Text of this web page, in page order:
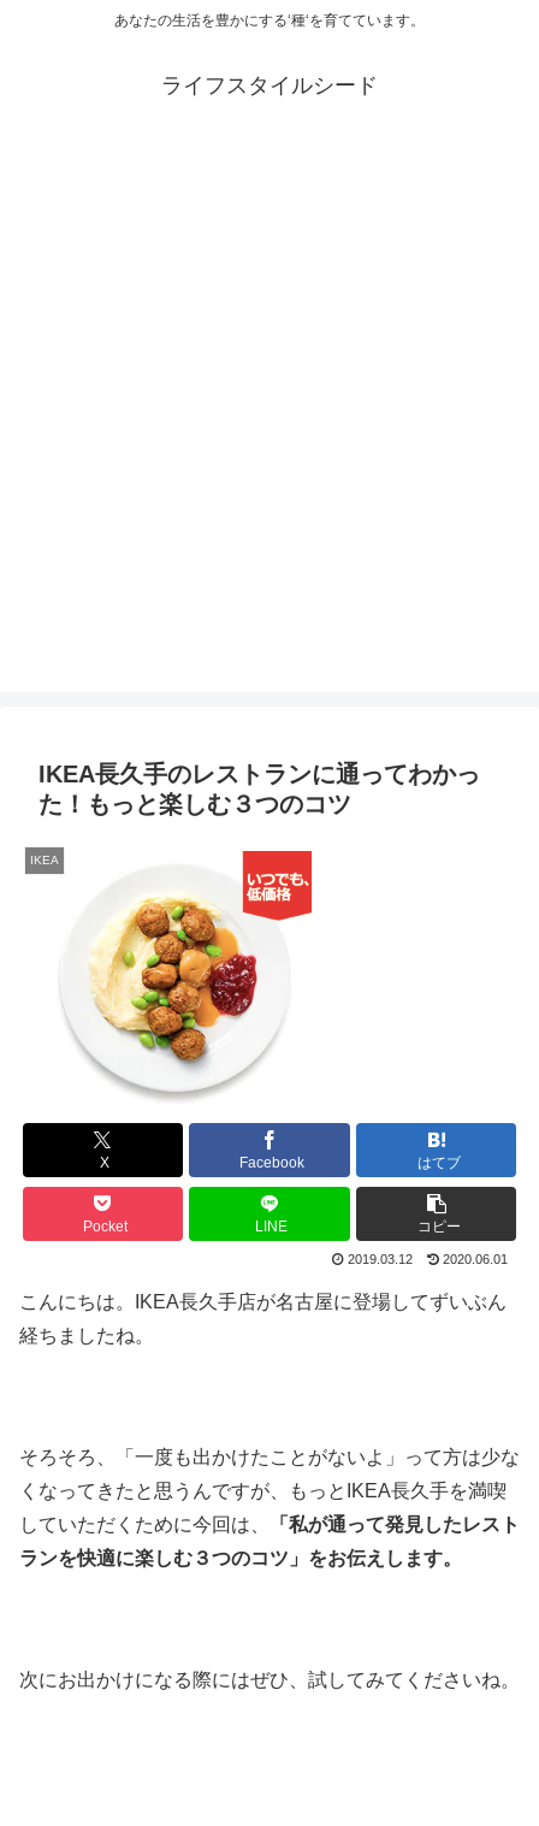
あなたの生活を豊かにする‘種‘を育てています。
ライフスタイルシード
IKEA長久手のレストランに通ってわかっ
た！もっと楽しむ３つのコツ
IKEA
X Facebook はてブ
Pocket LINE コピー
2019.03.12 2020.06.01
こんにちは。IKEA長久手店が名古屋に登場してずいぶん
経ちましたね。
そろそろ、「一度も出かけたことがないよ」って方は少な
くなってきたと思うんですが、もっとIKEA長久手を満喫
していただくために今回は、
「私が通って発見したレスト
ランを快適に楽しむ３つのコツ」をお伝えします。
次にお出かけになる際にはぜひ、試してみてくださいね。